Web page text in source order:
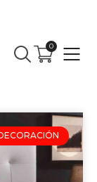
0